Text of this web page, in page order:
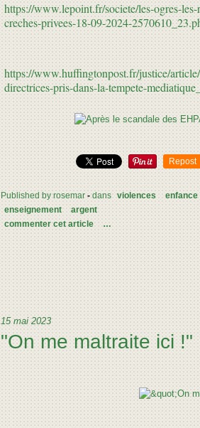
https://www.lepoint.fr/societe/les-ogres-
creches-privees-18-09-2024-
https://www.huffingtonpost.fr/justice/
directrices-pris-dans-la-tempete-
Repost
Published by rosemar -dans violences enfance
enseignement
argent
commenter cet article
…
15 mai 2023
"On me maltraite ici !"